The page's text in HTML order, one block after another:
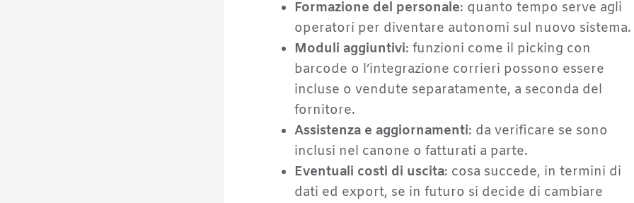
Formazione del personale: quanto tempo serve agli
operatori per diventare autonomi sul nuovo sistema.
Moduli aggiuntivi: funzioni come il picking con
barcode o l’integrazione corrieri possono essere
incluse o vendute separatamente, a seconda del
fornitore.
Assistenza e aggiornamenti: da verificare se sono
inclusi nel canone o fatturati a parte.
Eventuali costi di uscita: cosa succede, in termini di
dati ed export, se in futuro si decide di cambiare